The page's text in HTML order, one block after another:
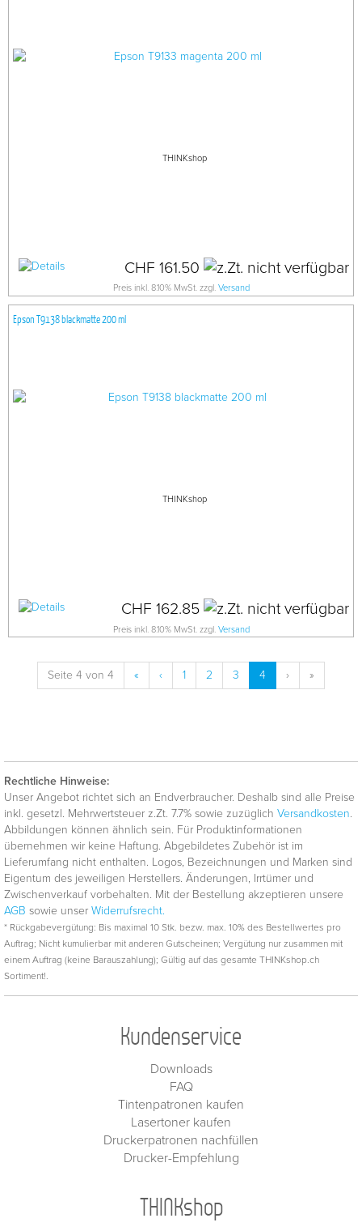
THINKshop
CHF 161.50
Preis inkl. 8.10% MwSt. zzgl. Versand
Epson T9138 blackmatte 200 ml
THINKshop
CHF 162.85
Preis inkl. 8.10% MwSt. zzgl. Versand
Seite 4 von 4 « ‹ 1 2 3 4 › »
Rechtliche Hinweise:
Unser Angebot richtet sich an Endverbraucher. Deshalb sind alle Preise
inkl. gesetzl. Mehrwertsteuer z.Zt. 7.7% sowie zuzüglich Versandkosten.
Abbildungen können ähnlich sein. Für Produktinformationen
übernehmen wir keine Haftung. Abgebildetes Zubehör ist im
Lieferumfang nicht enthalten. Logos, Bezeichnungen und Marken sind
Eigentum des jeweiligen Herstellers. Änderungen, Irrtümer und
Zwischenverkauf vorbehalten. Mit der Bestellung akzeptieren unsere
AGB sowie unser Widerrufsrecht.
* Rückgabevergütung: Bis maximal 10 Stk. bezw. max. 10% des Bestellwertes pro
Auftrag; Nicht kumulierbar mit anderen Gutscheinen; Vergütung nur zusammen mit
einem Auftrag (keine Barauszahlung); Gültig auf das gesamte THINKshop.ch
Sortiment!.
Kundenservice
Downloads
FAQ
Tintenpatronen kaufen
Lasertoner kaufen
Druckerpatronen nachfüllen
Drucker-Empfehlung
THINKshop